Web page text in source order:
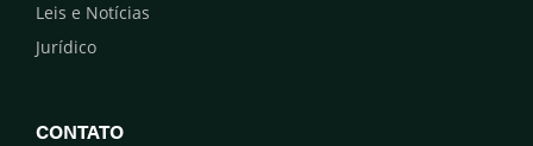
Leis e Notícias
Jurídico
CONTATO